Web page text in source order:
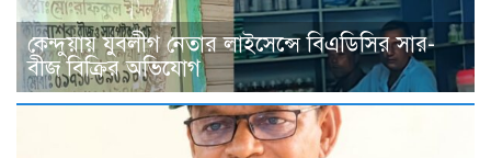
কেন্দুয়ায় যুবলীগ নেতার লাইসেন্সে বিএডিসির সার-
বীজ বিক্রির অভিযোগ